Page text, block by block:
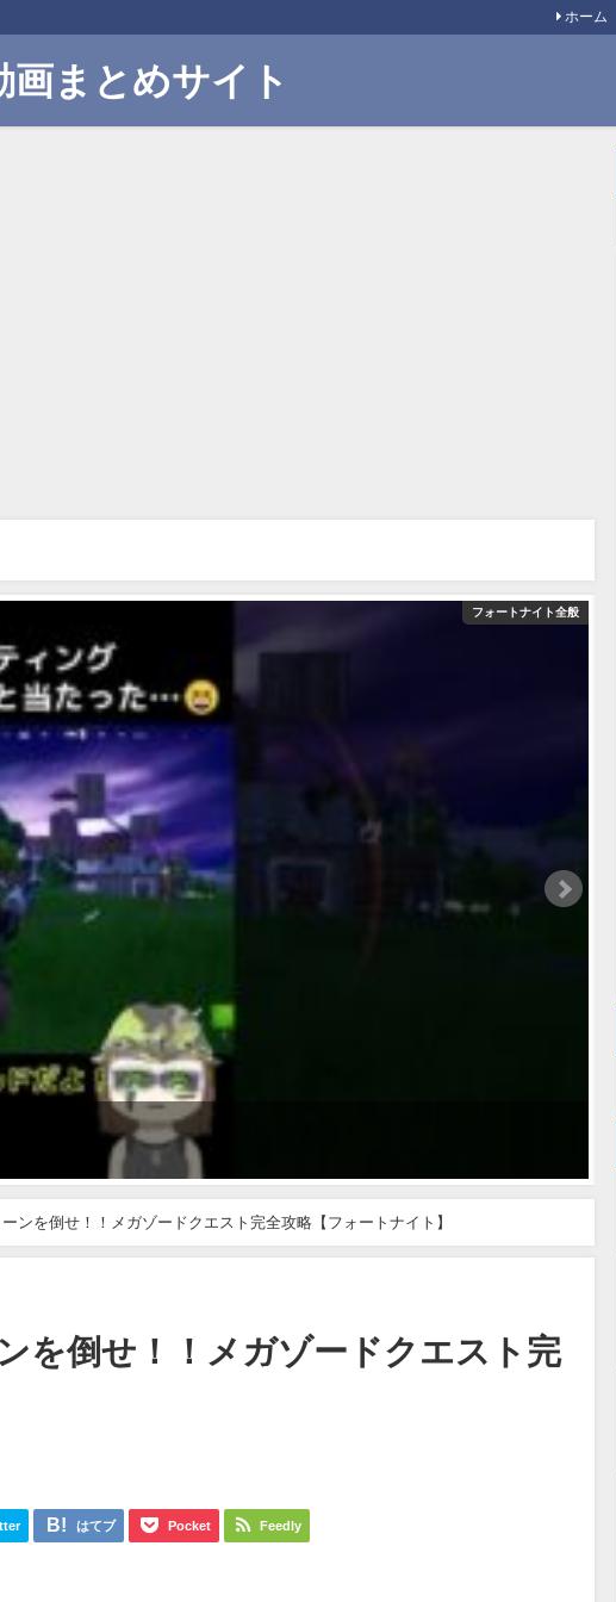
ホーム
まとめサイト
フォートナイト全般
ンを倒せ！！メガゾードクエスト完全攻略【フォートナイト】
を倒せ！！メガゾードクエスト完
はてブ Pocket Feedly